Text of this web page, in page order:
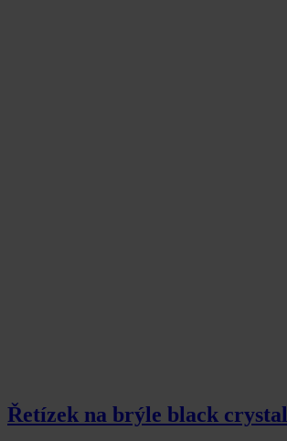
Řetízek na brýle black crystal